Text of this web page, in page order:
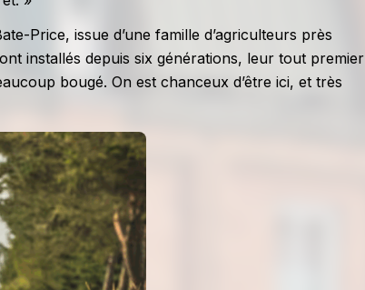
Price, issue d’une famille d’agriculteurs près
installés depuis six générations, leur tout premier
bougé. On est chanceux d’être ici, et très